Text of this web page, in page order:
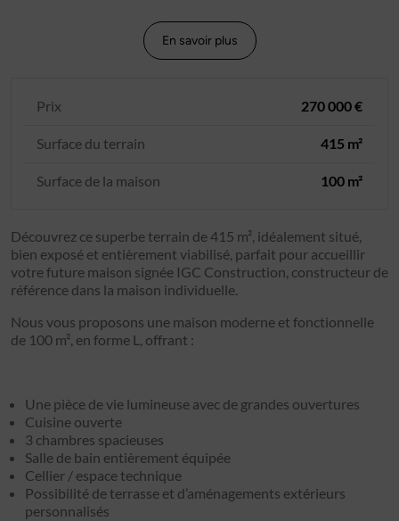
En savoir plus
Prix 270 000 €
Surface du terrain 415 m²
Surface de la maison 100 m²
Découvrez ce superbe terrain de 415 m², idéalement situé,
bien exposé et entièrement viabilisé, parfait pour accueillir
votre future maison signée IGC Construction, constructeur de
référence dans la maison individuelle.
Nous vous proposons une maison moderne et fonctionnelle
de 100 m², en forme L, offrant :
Une pièce de vie lumineuse avec de grandes ouvertures
Cuisine ouverte
3 chambres spacieuses
Salle de bain entièrement équipée
Cellier / espace technique
Possibilité de terrasse et d’aménagements extérieurs
personnalisés